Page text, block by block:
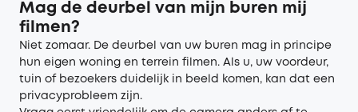
Mag de deurbel van mijn buren mij
filmen?
Niet zomaar. De deurbel van uw buren mag in principe
hun eigen woning en terrein filmen. Als u, uw voordeur,
tuin of bezoekers duidelijk in beeld komen, kan dat een
privacyprobleem zijn.